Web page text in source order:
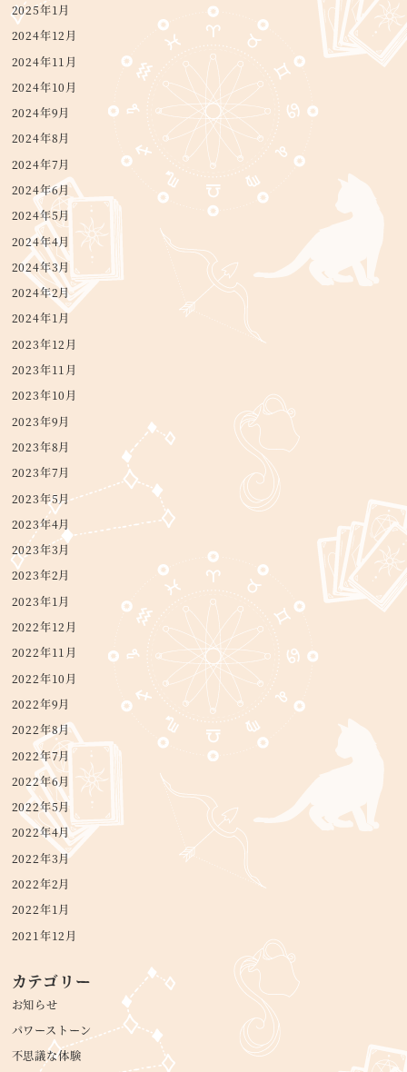
2025年1月
2024年12月
2024年11月
2024年10月
2024年9月
2024年8月
2024年7月
2024年6月
2024年5月
2024年4月
2024年3月
2024年2月
2024年1月
2023年12月
2023年11月
2023年10月
2023年9月
2023年8月
2023年7月
2023年5月
2023年4月
2023年3月
2023年2月
2023年1月
2022年12月
2022年11月
2022年10月
2022年9月
2022年8月
2022年7月
2022年6月
2022年5月
2022年4月
2022年3月
2022年2月
2022年1月
2021年12月
カテゴリー
お知らせ
パワーストーン
不思議な体験